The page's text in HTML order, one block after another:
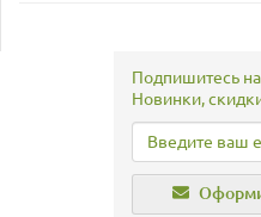
Подпишитесь
Новинки,